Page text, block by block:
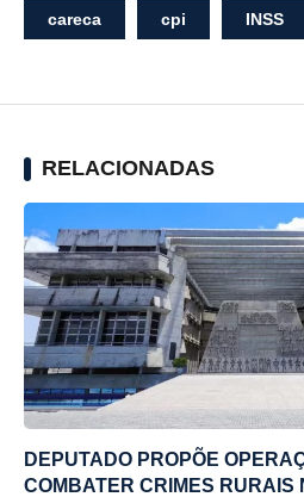
careca cpi INSS
RELACIONADAS
DEPUTADO PROPÕE
COMBATER CRIMES RURAIS